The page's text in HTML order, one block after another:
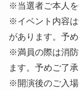
※当選者ご本人を
※イベント内容
があります。予
※満員の際は消
ます。予めご了承
※開演後のご入場